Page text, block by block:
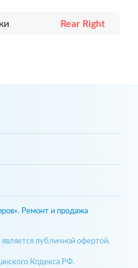
Rear Right
Ремонт и продажа
публичной офертой,
Кодекса РФ.